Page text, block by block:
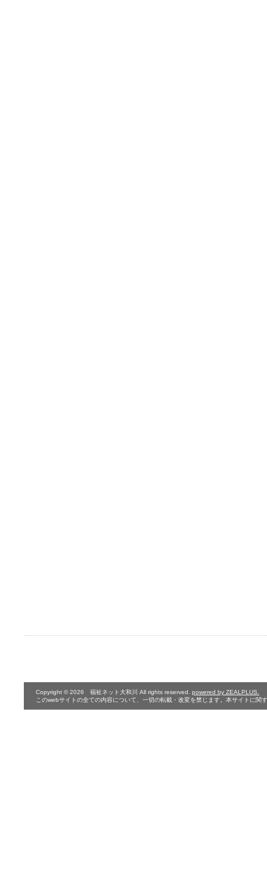
Copyright © 2026 福祉ネット大和川 All rights reserved. powered by ZEALPLUS.
このwebサイトの全ての内容について、一切の転載・改変を禁じます。本サイトに関